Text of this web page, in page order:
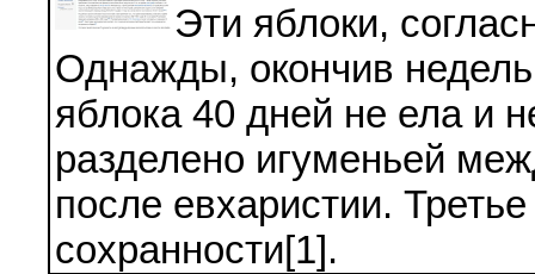
Эти яблоки,
Однажды, окончив
яблока 40 дней не ела и
разделено игуменьей
после евхаристии.
сохранности[1].